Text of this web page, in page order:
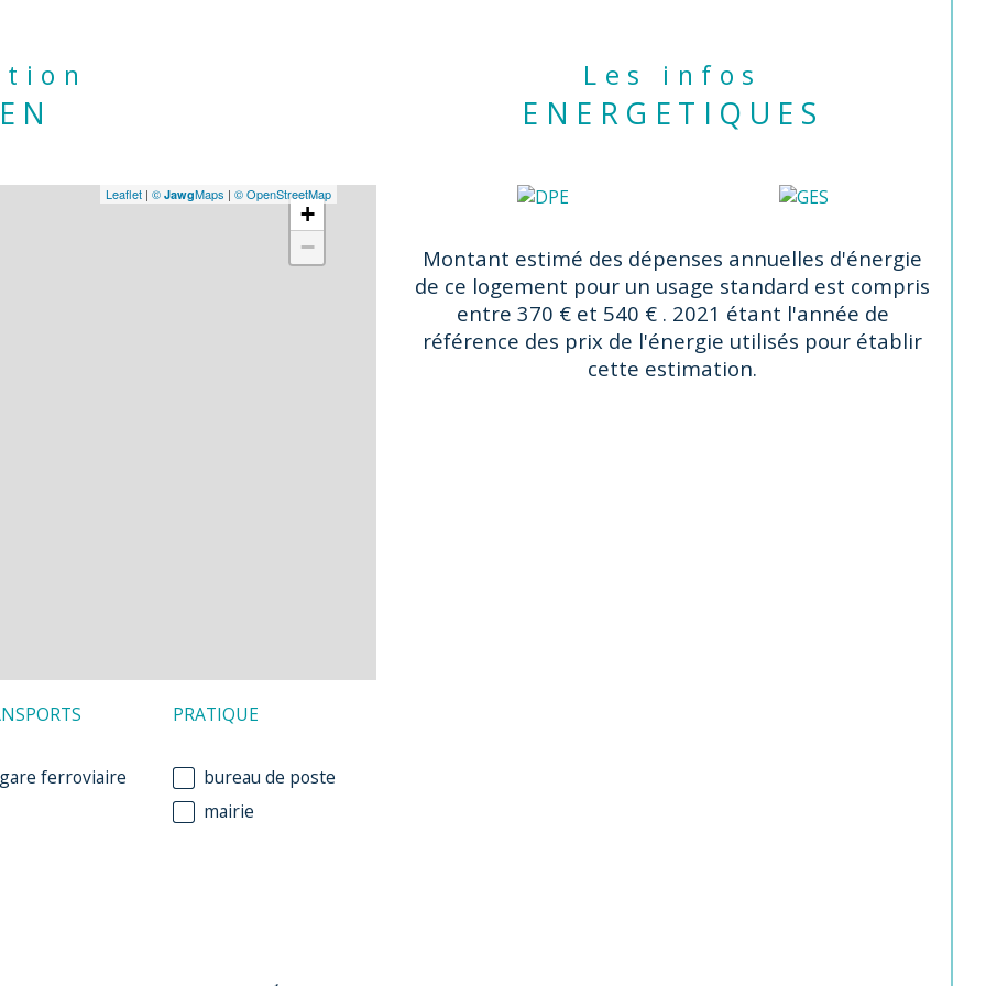
+
−
Leaflet |©JawgMaps |© OpenStreetMap
gare ferroviaire
PRATIQUE
bureau de poste
mairie
Les infos
ENERGETIQUES
Montant estimé des dépenses annuelles d'énergie
de ce logement pour un usage standard est compris
entre 370 € et 540 € . 2021 étant l'année de
référence des prix de l'énergie utilisés pour établir
cette estimation.